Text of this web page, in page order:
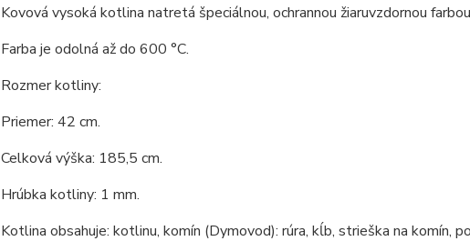
Kovová vysoká kotlina natretá špeciálnou, ochrannou žiaruvzdornou
Farba je odolná až do 600 °C.
Rozmer kotliny:
Priemer: 42 cm.
Celková výška: 185,5 cm.
Hrúbka kotliny: 1 mm.
Kotlina obsahuje: kotlinu, komín (Dymovod): rúra, kĺb, strieška na komín,